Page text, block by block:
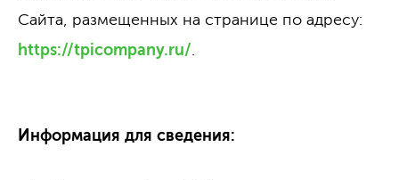
Сайта, размещенных на странице по адресу:
https://tpicompany.ru/.
Информация для сведения: